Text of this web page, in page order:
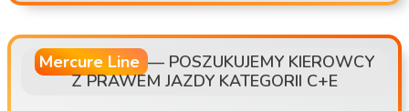
Scania S500 z naczepą chłodnią Schmitz Sko24. Mate Trans
Kft. https://matetrans.webnode.hu/ Nasze motto brzmi: „Alb
o profesjonalnie, albo wcale!”. W związku z ROZSZERZENIE
M FLOTY poszukujemy kierowcy! Czekam na zgłoszenia doś
Mercure Line— POSZUKUJEMY KIEROWCY
Z PRAWEM JAZDY KATEGORII C+E